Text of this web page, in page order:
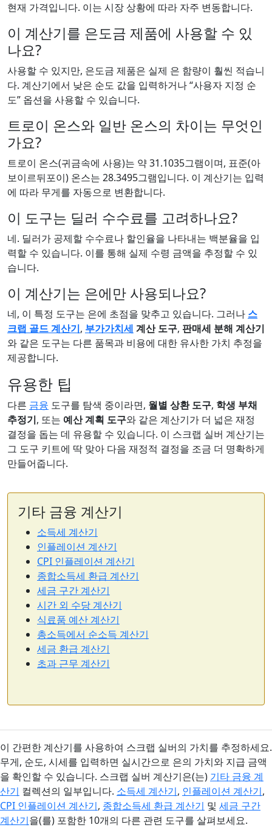
현재 가격입니다. 이는 시장 상황에 따라 자주 변동합니다.
이 계산기를 은도금 제품에 사용할 수 있
나요?
사용할 수 있지만, 은도금 제품은 실제 은 함량이 훨씬 적습니
다. 계산기에서 낮은 순도 값을 입력하거나 “사용자 지정 순
도” 옵션을 사용할 수 있습니다.
트로이 온스와 일반 온스의 차이는 무엇인
가요?
트로이 온스(귀금속에 사용)는 약 31.1035그램이며, 표준(아
보이르뒤포이) 온스는 28.3495그램입니다. 이 계산기는 입력
에 따라 무게를 자동으로 변환합니다.
이 도구는 딜러 수수료를 고려하나요?
네. 딜러가 공제할 수수료나 할인율을 나타내는 백분율을 입
력할 수 있습니다. 이를 통해 실제 수령 금액을 추정할 수 있
습니다.
이 계산기는 은에만 사용되나요?
네, 이 특정 도구는 은에 초점을 맞추고 있습니다. 그러나 스
크랩 골드 계산기, 부가가치세 계산 도구, 판매세 분해 계산기
와 같은 도구는 다른 품목과 비용에 대한 유사한 가치 추정을
제공합니다.
유용한 팁
다른 금융 도구를 탐색 중이라면, 월별 상환 도구, 학생 부채
추정기, 또는 예산 계획 도구와 같은 계산기가 더 넓은 재정
결정을 돕는 데 유용할 수 있습니다. 이 스크랩 실버 계산기는
그 도구 키트에 딱 맞아 다음 재정적 결정을 조금 더 명확하게
만들어줍니다.
기타 금융 계산기
소득세 계산기
인플레이션 계산기
CPI 인플레이션 계산기
종합소득세 환급 계산기
세금 구간 계산기
시간 외 수당 계산기
식료품 예산 계산기
총소득에서 순소득 계산기
세금 환급 계산기
초과 근무 계산기
이 간편한 계산기를 사용하여 스크랩 실버의 가치를 추정하세요.
무게, 순도, 시세를 입력하면 실시간으로 은의 가치와 지급 금액
을 확인할 수 있습니다. 스크랩 실버 계산기은(는) 기타 금융 계
산기 컬렉션의 일부입니다. 소득세 계산기, 인플레이션 계산기,
CPI 인플레이션 계산기, 종합소득세 환급 계산기 및 세금 구간
계산기을(를) 포함한 10개의 다른 관련 도구를 살펴보세요.